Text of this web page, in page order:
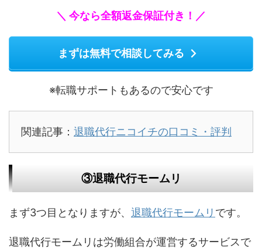
＼ 今なら全額返金保証付き！／
まずは無料で相談してみる
※転職サポートもあるので安心です
関連記事： 退職代行ニコイチの口コミ・評判
③退職代行モームリ
まず3つ目となりますが、 退職代行モームリ です。
退職代行モームリは労働組合が運営するサービスで